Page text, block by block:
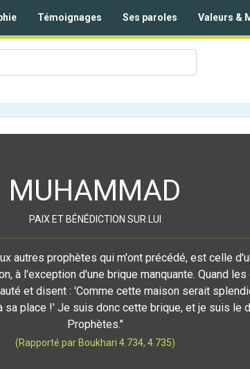
Témoignages Ses paroles Valeurs &
MUHAMMAD
PAIX ET BÉNÉDICTION SUR LUI
autres prophètes qui m'ont précédé, est celle
à l'exception d'une brique manquante. Quand
et disent : 'Comme cette maison serait
sa place !' Je suis donc cette brique, et je suis le
Prophètes."
(Rapporté par Boukhari 4.734, 4.735)